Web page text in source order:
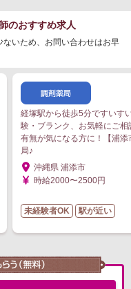
のおすすめ求人
いため、お問い合わせはお早
経塚駅から徒歩5分ですいす
験・ブランク、お気軽にご相
有無が気になる方に！【浦添
局♪
沖縄県 浦添市
時給2000〜2500円
未経験者OK 駅が近い